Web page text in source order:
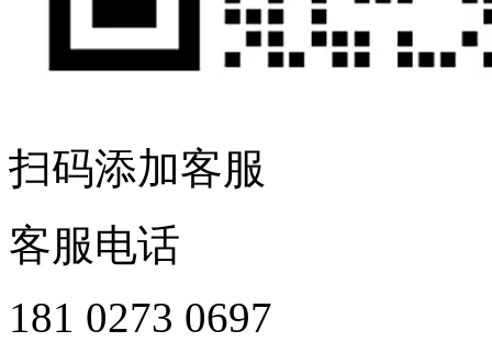
扫码添加客服
客服电话
181 0273 0697